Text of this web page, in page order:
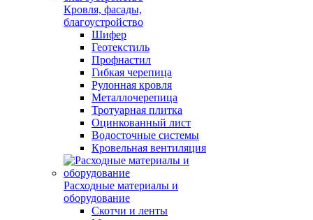
Кровля, фасады,
благоустройство
Шифер
Геотекстиль
Профнастил
Гибкая черепица
Рулонная кровля
Металлочерепица
Тротуарная плитка
Оцинкованный лист
Водосточные системы
Кровельная вентиляция
Расходные материалы и
оборудование
Скотчи и ленты